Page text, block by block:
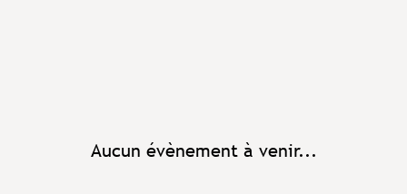
Aucun évènement à venir...